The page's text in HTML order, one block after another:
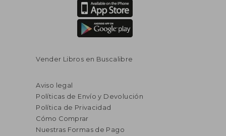
Vender Libros en Buscalibre
Aviso legal
Políticas de Envío y Devolución
Política de Privacidad
Cómo Comprar
Nuestras Formas de Pago